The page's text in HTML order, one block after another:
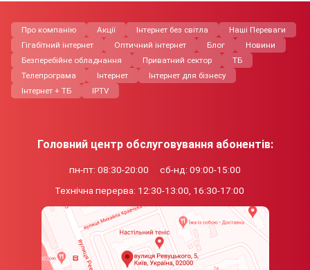
Про компанію Акції Інтернет без світла
Нашi Переваги
Гігабітний інтернет
Оптичний інтернет Блог
Новини
Безперебійне обладнання
Приватний сектор
ТБ
Телепрограма
Інтернет
Інтернет для бізнесу
Інтернет + ТБ
IPTV
Головний центр обслуговування абонентів:
пн-пт: 08:30-20:00
сб-нд: 09:00-15:00
Технічна перерва: 12:30-13:00, 16:30-17:00